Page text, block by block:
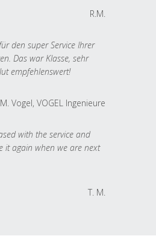
R.M.
den super Service Ihrer
Das war Klasse, sehr
empfehlenswert!
M. Vogel, VOGEL Ingenieure
with the service and
it again when we are next
T. M.